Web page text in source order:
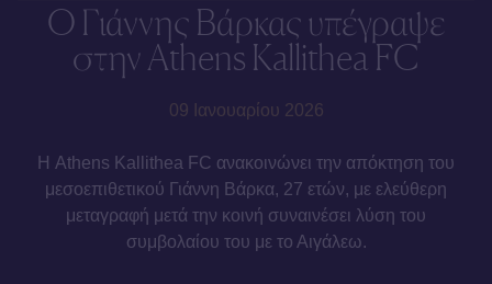
Ο Γιάννης Βάρκας υπέγραψε
στην Athens Kallithea FC
09 Ιανουαρίου 2026
Η Athens Kallithea FC ανακοινώνει την απόκτηση του
μεσοεπιθετικού Γιάννη Βάρκα, 27 ετών, με ελεύθερη
μεταγραφή μετά την κοινή συναινέσει λύση του
συμβολαίου του με το Αιγάλεω.